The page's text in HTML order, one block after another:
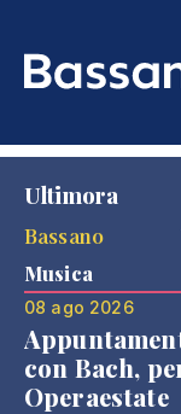
Ultimora
Bassano
Musica
08 ago 2026
con Bach,
Operaestate